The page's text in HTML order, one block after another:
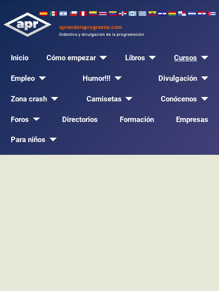
Inicio Cómo empezar Libros Cursos
Empleo Humor!!! Divulgación
Zona crash Camisetas Conócenos
Foros Directorios Formación Empresas
Para niños